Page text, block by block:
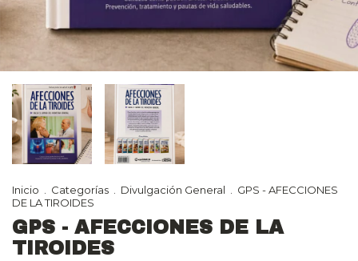
Inicio Categorías Divulgación General
GPS - AFECCIONES
DE LA TIROIDES
GPS - AFECCIONES DE LA
TIROIDES